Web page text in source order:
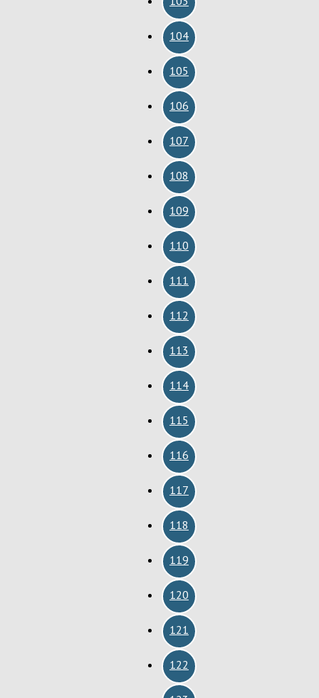
104
105
106
107
108
109
110
111
112
113
114
115
116
117
118
119
120
121
122